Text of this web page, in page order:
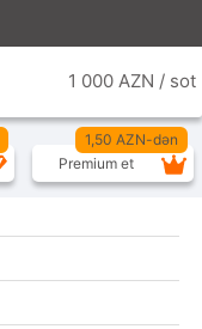
1 000 AZN / sot
1,50 AZN-dən
Premium et